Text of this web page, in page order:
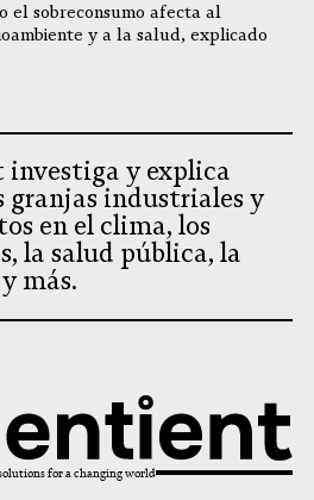
el sobreconsumo afecta al
y a la salud, explicado
investiga y explica
granjas industriales y
en el clima, los
la salud pública, la
más.
for a changing world